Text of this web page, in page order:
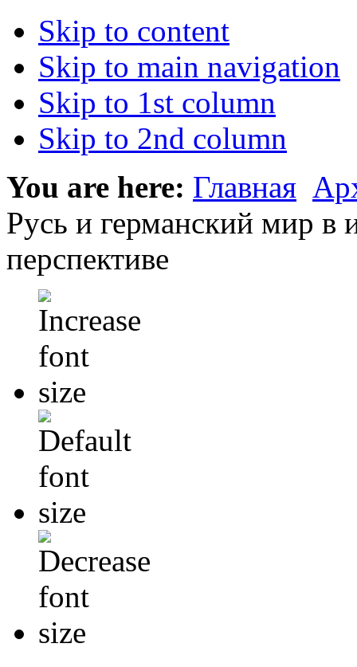
Skip to content
Skip to main navigation
Skip to 1st column
Skip to 2nd column
You are here: Главная
Русь и германский мир в
перспективе